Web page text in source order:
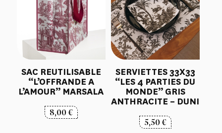
SAC REUTILISABLE
“L’OFFRANDE A
L’AMOUR” MARSALA
8,00€
SERVIETTES 33X33
“LES 4 PARTIES DU
MONDE” GRIS
ANTHRACITE – DUNI
5,50€